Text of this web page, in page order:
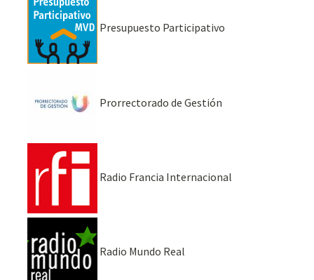
Presupuesto Participativo
Prorrectorado de Gestión
Radio Francia Internacional
Radio Mundo Real